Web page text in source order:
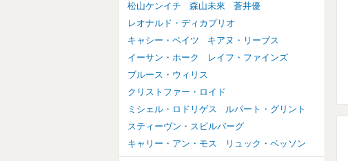
松山ケンイチ
森山未來
蒼井優
レオナルド・ディカプリオ
キャシー・ベイツ
キアヌ・リーブス
イーサン・ホーク
レイフ・ファインズ
ブルース・ウィリス
クリストファー・ロイド
ミシェル・ロドリゲス
ルパート・グリント
スティーヴン・スピルバーグ
キャリー・アン・モス
リュック・ベッソン